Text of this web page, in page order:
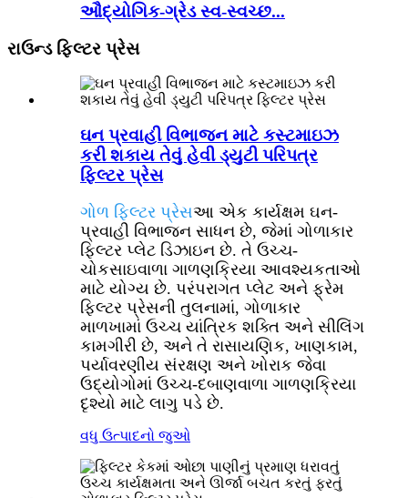
ઔદ્યોગિક-ગ્રેડ સ્વ-સ્વચ્છ...
રાઉન્ડ ફિલ્ટર પ્રેસ
ઘન પ્રવાહી વિભાજન માટે કસ્ટમાઇઝ
કરી શકાય તેવું હેવી ડ્યુટી પરિપત્ર
ફિલ્ટર પ્રેસ
ગોળ ફિલ્ટર પ્રેસઆ એક કાર્યક્ષમ ઘન-
પ્રવાહી વિભાજન સાધન છે, જેમાં ગોળાકાર
ફિલ્ટર પ્લેટ ડિઝાઇન છે. તે ઉચ્ચ-
ચોકસાઇવાળા ગાળણક્રિયા આવશ્યકતાઓ
માટે યોગ્ય છે. પરંપરાગત પ્લેટ અને ફ્રેમ
ફિલ્ટર પ્રેસની તુલનામાં, ગોળાકાર
માળખામાં ઉચ્ચ યાંત્રિક શક્તિ અને સીલિંગ
કામગીરી છે, અને તે રાસાયણિક, ખાણકામ,
પર્યાવરણીય સંરક્ષણ અને ખોરાક જેવા
ઉદ્યોગોમાં ઉચ્ચ-દબાણવાળા ગાળણક્રિયા
દૃશ્યો માટે લાગુ પડે છે.
વધુ ઉત્પાદનો જુઓ